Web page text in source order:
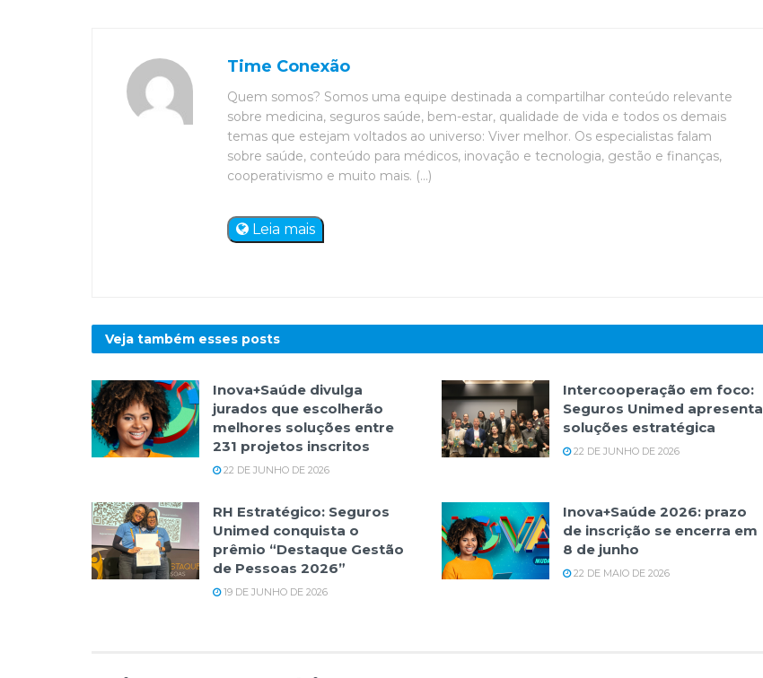
Time Conexão
Quem somos? Somos uma equipe destinada a compartilhar conteúdo relevante
sobre medicina, seguros saúde, bem-estar, qualidade de vida e todos os demais
temas que estejam voltados ao universo: Viver melhor. Os especialistas falam
sobre saúde, conteúdo para médicos, inovação e tecnologia, gestão e finanças,
cooperativismo e muito mais. (...)
Leia mais
Veja também esses posts
Inova+Saúde divulga
jurados que escolherão
melhores soluções entre
231 projetos inscritos
22 DE JUNHO DE 2026
Intercooperação em foco:
Seguros Unimed apresenta
soluções estratégica
22 DE JUNHO DE 2026
RH Estratégico: Seguros
Unimed conquista o
prêmio “Destaque Gestão
de Pessoas 2026”
19 DE JUNHO DE 2026
Inova+Saúde 2026: prazo
de inscrição se encerra em
8 de junho
22 DE MAIO DE 2026